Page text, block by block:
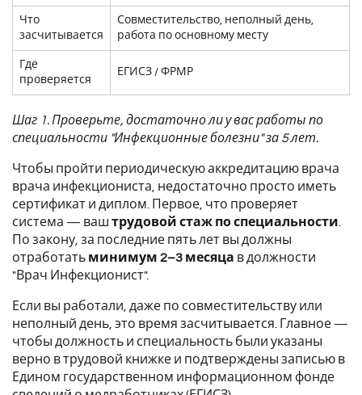
Что
засчитывается
Совместительство, неполный день,
работа по основному месту
Где
проверяется
ЕГИСЗ / ФРМР
Шаг 1. Проверьте, достаточно ли у вас работы по
специальности "Инфекционные болезни" за 5 лет.
Чтобы пройти периодическую аккредитацию врача
врача инфекциониста, недостаточно просто иметь
сертификат и диплом. Первое, что проверяет
система — ваш трудовой стаж по специальности
По закону, за последние пять лет вы должны
отработать минимум 2–3 месяца в должности
"Врач Инфекционист".
Если вы работали, даже по совместительству или
неполный день, это время засчитывается. Главное —
чтобы должность и специальность были указаны
верно в трудовой книжке и подтверждены записью в
Едином государственном информационном фонде